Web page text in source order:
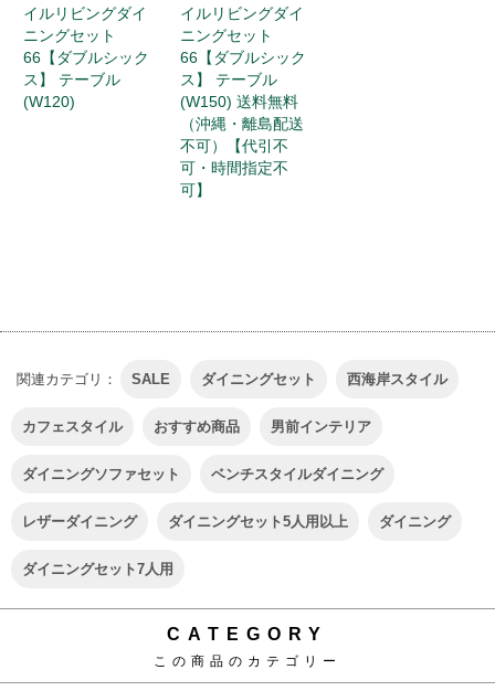
イルリビングダイ
ニングセット
66【ダブルシック
ス】 テーブル
(W120)
イルリビングダイ
ニングセット
66【ダブルシック
ス】 テーブル
(W150) 送料無料
（沖縄・離島配送
不可）【代引不
可・時間指定不
可】
関連カテゴリ： SALE ダイニングセット 西海岸スタイル
カフェスタイル おすすめ商品 男前インテリア
ダイニングソファセット ベンチスタイルダイニング
レザーダイニング ダイニングセット5人用以上 ダイニング
ダイニングセット7人用
CATEGORY
この商品のカテゴリー